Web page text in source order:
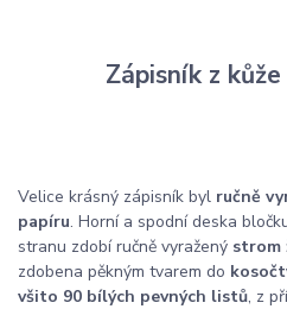
Zápisník z
Velice krásný zápisník byl ručně
papíru. Horní a spodní deska
stranu zdobí ručně vyražený strom
zdobena pěkným tvarem do
všito 90 bílých pevných listů, z